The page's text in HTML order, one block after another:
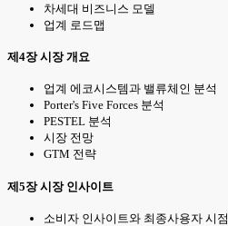
차세대 비즈니스 모델
업계 로드맵
제4장 시장 개요
업계 에코시스템과 밸류체인 분석
Porter's Five Forces 분석
PESTEL 분석
시장 전망
GTM 전략
제5장 시장 인사이트
소비자 인사이트와 최종사용자 시점